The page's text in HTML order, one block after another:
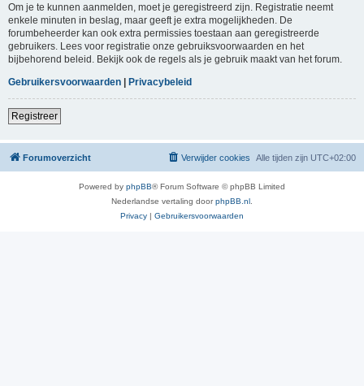
Om je te kunnen aanmelden, moet je geregistreerd zijn. Registratie neemt
enkele minuten in beslag, maar geeft je extra mogelijkheden. De
forumbeheerder kan ook extra permissies toestaan aan geregistreerde
gebruikers. Lees voor registratie onze gebruiksvoorwaarden en het
bijbehorend beleid. Bekijk ook de regels als je gebruik maakt van het forum.
Gebruikersvoorwaarden | Privacybeleid
Registreer
Forumoverzicht Alle tijden zijn UTC+02:00
Verwijder cookies
Powered by phpBB® Forum Software © phpBB Limited
Nederlandse vertaling doorphpBB.nl
Privacy | Gebruikersvoorwaarden